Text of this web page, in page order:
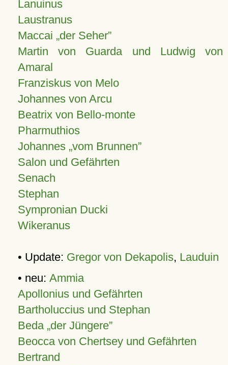
Lanuinus
Laustranus
Maccai „der Seher”
Martin von Guarda und Ludwig von
Amaral
Franziskus von Melo
Johannes von Arcu
Beatrix von Bello-monte
Pharmuthios
Johannes vom Brunnen
Salon und Gefährten
Senach
Stephan
Sympronian Ducki
Wikeranus
• Update: Gregor von Dekapolis, Lauduin
• neu: Ammia
Apollonius und Gefährten
Bartholuccius und Stephan
Beda „der Jüngere”
Beocca von Chertsey und Gefährten
Bertrand